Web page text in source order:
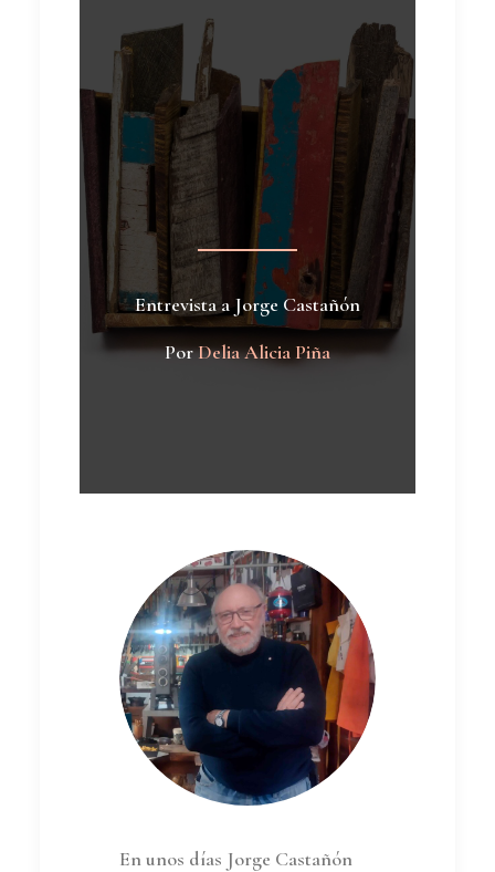
Entrevista a Jorge Castañón
PorDelia Alicia Piña
En unos días Jorge Castañón